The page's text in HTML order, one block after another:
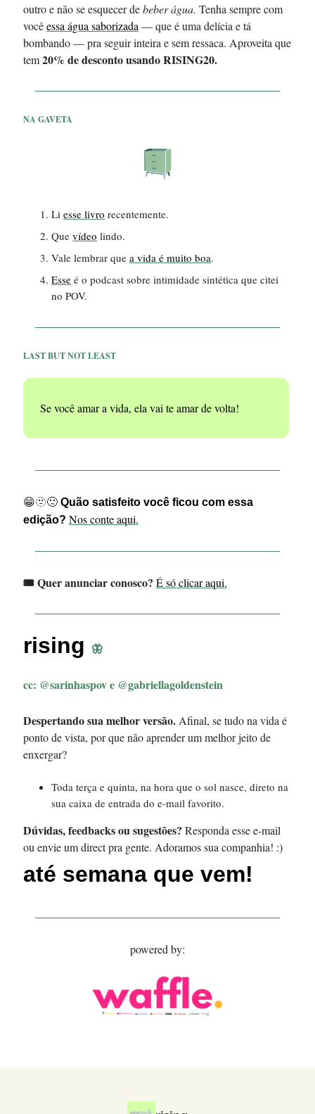
outro e não se esquecer debeber água. Tenha sempre com
vocêessa água saborizada — que é uma delícia e tá
bombando — pra seguir inteira e sem ressaca. Aproveita que
tem20% de desconto usando RISING20.
NA GAVETA
Li esse livro recentemente.
Que vídeo lindo.
Vale lembrar que a vida é muito boa.
Esse é o podcast sobre intimidade sintética que citei
no POV.
LAST BUT NOT LEAST
Se você amar a vida, ela vai te amar de volta!
😁🫥🙁 Quão satisfeito você ficou com essa
edição? Nos conte aqui.
🎟️ Quer anunciar conosco? É só clicar aqui.
rising 🦋
cc: @sarinhaspov e @gabriellagoldenstein
Despertando sua melhor versão. Afinal, se tudo na vida é
ponto de vista, por que não aprender um melhor jeito de
enxergar?
Toda terça e quinta, na hora que o sol nasce, direto na
sua caixa de entrada do e-mail favorito.
Dúvidas, feedbacks ou sugestões? Responda esse e-mail
ou envie um direct pra gente. Adoramos sua companhia! :)
até semana que vem!
powered by: